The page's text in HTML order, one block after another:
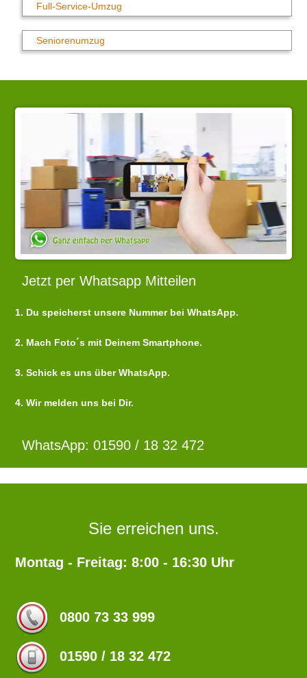
Full-Service-Umzug
Seniorenumzug
Jetzt per Whatsapp Mitteilen
1. Du speicherst unsere Nummer bei WhatsApp.
2. Mach Foto´s mit Deinem Smartphone.
3. Schick es uns über WhatsApp.
4. Wir melden uns bei Dir.
WhatsApp: 01590 / 18 32 472
Sie erreichen uns.
Montag - Freitag: 8:00 - 16:30 Uhr
0800 73 33 999
01590 / 18 32 472